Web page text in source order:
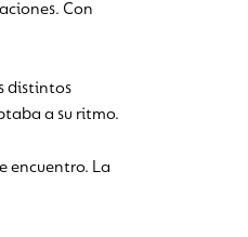
Con
distintos
a su ritmo.
encuentro. La